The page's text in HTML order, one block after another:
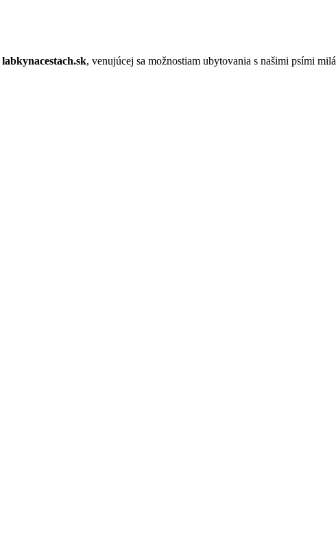
labkynacestach.sk, venujúcej sa možnostiam ubytovania s našimi psími